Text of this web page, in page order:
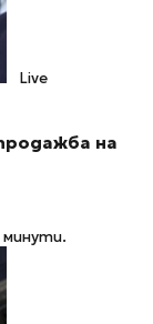
Live
на
минути.